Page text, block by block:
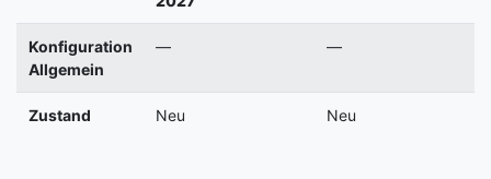
Konfiguration
Allgemein
— —
Zustand Neu Neu